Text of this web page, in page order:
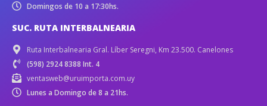
Domingos de 10 a 17:30hs.
SUC. RUTA INTERBALNEARIA
Ruta Interbalnearia Gral. Líber Seregni, Km 23.500. Canelones
(598) 2924 8388 Int. 4
ventasweb@uruimporta.com.uy
Lunes a Domingo de 8 a 21hs.